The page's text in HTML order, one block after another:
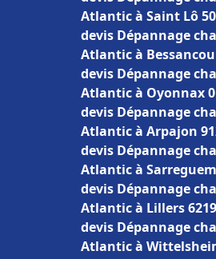
Atlantic à Saint Lô
devis Dépannage
Atlantic à
devis Dépannage
Atlantic à Oyonnax
devis Dépannage
Atlantic à Arpajon
devis Dépannage
Atlantic à
devis Dépannage
Atlantic à Lillers
devis Dépannage
Atlantic à